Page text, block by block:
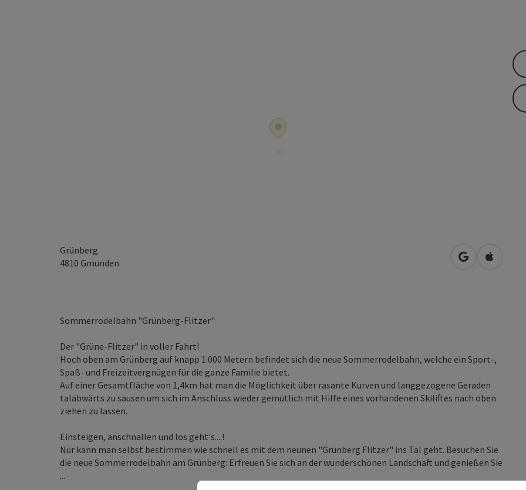
Grünberg
4810 Gmunden in Googlein Apple
Sommerrodelbahn "Grünberg-Flitzer"
Der "Grüne-Flitzer" in voller Fahrt!
Hoch oben am Grünberg auf knapp 1.000 Metern befindet sich die neue Sommerrodelbahn, welche ein Sport-,
Spaß- und Freizeitvergnügen für die ganze Familie bietet.
Auf einer Gesamtfläche von 1,4km hat man die Möglichkeit über rasante Kurven und langgezogene Geraden
talabwärts zu sausen um sich im Anschluss wieder gemütlich mit Hilfe eines vorhandenen Skiliftes nach oben
ziehen zu lassen.
Einsteigen, anschnallen und los geht's....!
Nur kann man selbst bestimmen wie schnell es mit dem neunen "Grünberg Flitzer" ins Tal geht. Besuchen Sie
die neue Sommerrodelbahn am Grünberg: Erfreuen Sie sich an der wunderschönen Landschaft und genießen Sie
...